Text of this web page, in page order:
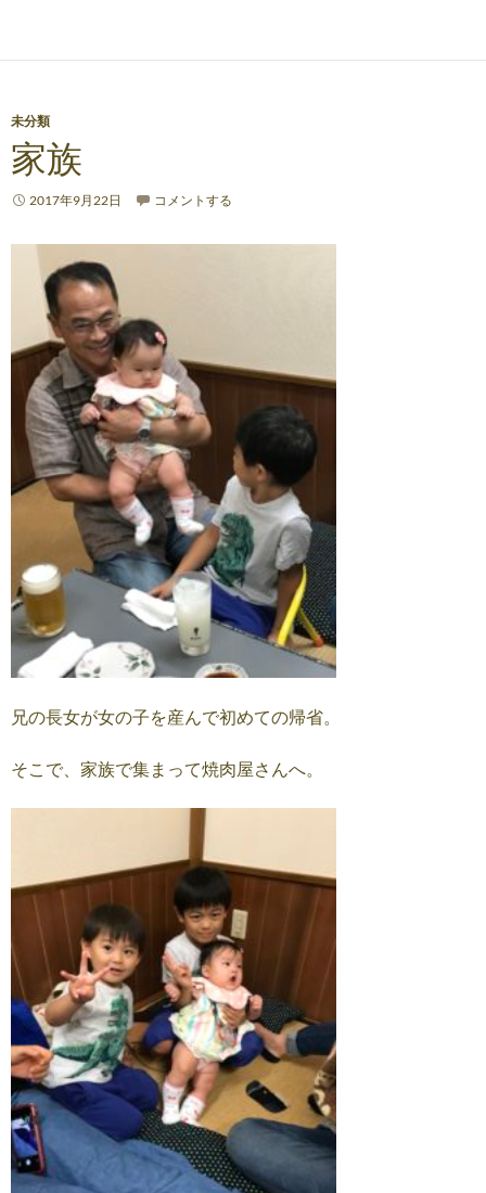
未分類
家族
2017年9月22日 コメントする
兄の長女が女の子を産んで初めての帰省。
そこで、家族で集まって焼肉屋さんへ。